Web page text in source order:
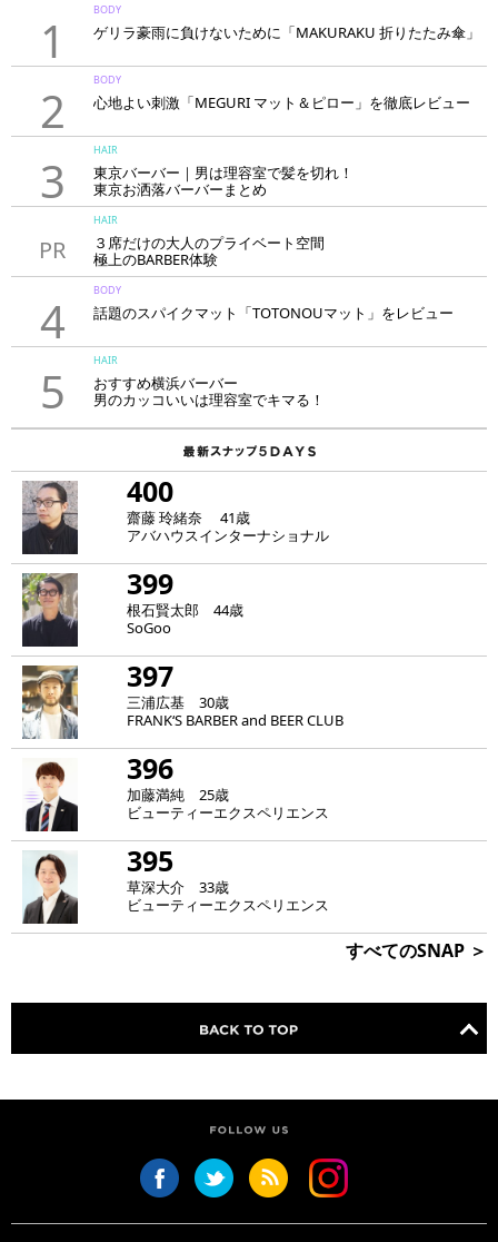
1
BODY
ゲリラ豪雨に負けないために「MAKURAKU 折りたたみ傘」
2
BODY
心地よい刺激「MEGURI マット＆ピロー」を徹底レビュー
3
HAIR
東京バーバー｜男は理容室で髪を切れ！
東京お洒落バーバーまとめ
PR
HAIR
３席だけの大人のプライベート空間
極上のBARBER体験
「LAVIE NEW STANDARD BARBER HANARE新宿店」
4
BODY
話題のスパイクマット「TOTONOUマット」をレビュー
5
HAIR
おすすめ横浜バーバー
男のカッコいいは理容室でキマる！
400
齋藤 玲緒奈 41歳
アバハウスインターナショナル
399
根石賢太郎 44歳
SoGoo
397
三浦広基 30歳
FRANK‘S BARBER and BEER CLUB
396
加藤満純 25歳
ビューティーエクスペリエンス
395
草深大介 33歳
ビューティーエクスペリエンス
すべてのSNAP ＞